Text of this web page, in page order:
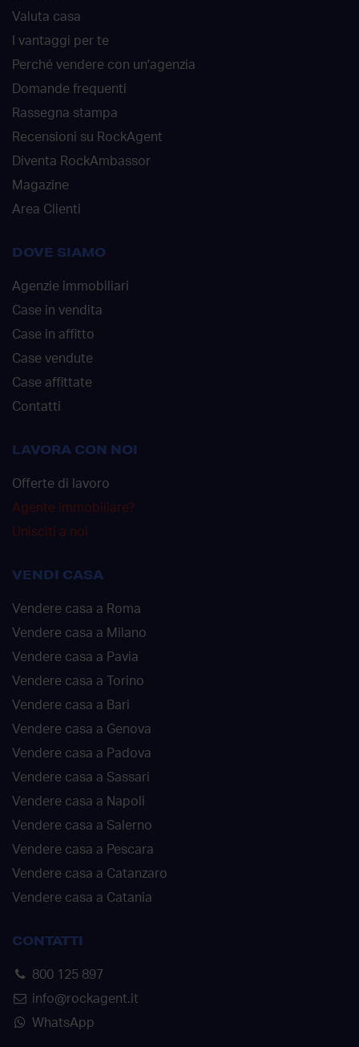
Valuta casa
I vantaggi per te
Perché vendere con un'agenzia
Domande frequenti
Rassegna stampa
Recensioni su RockAgent
Diventa RockAmbassor
Magazine
Area Clienti
DOVE SIAMO
Agenzie immobiliari
Case in vendita
Case in affitto
Case vendute
Case affittate
Contatti
LAVORA CON NOI
Offerte di lavoro
Agente immobiliare?
Unisciti a noi
VENDI CASA
Vendere casa a Roma
Vendere casa a Milano
Vendere casa a Pavia
Vendere casa a Torino
Vendere casa a Bari
Vendere casa a Genova
Vendere casa a Padova
Vendere casa a Sassari
Vendere casa a Napoli
Vendere casa a Salerno
Vendere casa a Pescara
Vendere casa a Catanzaro
Vendere casa a Catania
CONTATTI
800 125 897
info@rockagent.it
WhatsApp